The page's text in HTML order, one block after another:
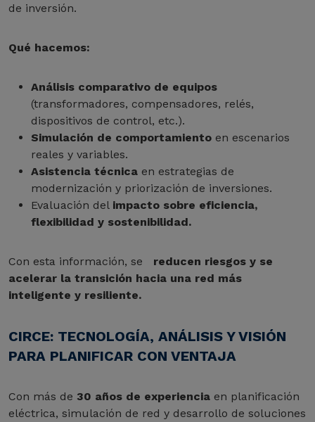
de inversión.
Qué hacemos:
Análisis comparativo de equipos
(transformadores, compensadores, relés,
dispositivos de control, etc.).
Simulación de comportamiento en escenarios
reales y variables.
Asistencia técnica en estrategias de
modernización y priorización de inversiones.
Evaluación del impacto sobre eficiencia,
flexibilidad y sostenibilidad.
Con esta información, se
reducen riesgos y se
acelerar la transición hacia una red más
inteligente y resiliente.
CIRCE: TECNOLOGÍA, ANÁLISIS Y VISIÓN
PARA PLANIFICAR CON VENTAJA
Con más de 30 años de experiencia en planificación
eléctrica, simulación de red y desarrollo de soluciones